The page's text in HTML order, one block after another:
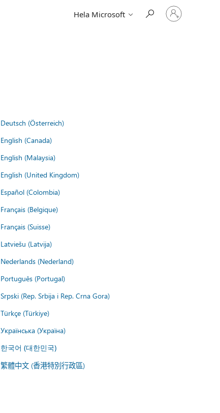
Hela Microsoft
Logga
in
Deutsch (Österreich)
English (Canada)
English (Malaysia)
English (United Kingdom)
Español (Colombia)
Français (Belgique)
Français (Suisse)
Latviešu (Latvija)
Nederlands (Nederland)
Português (Portugal)
Srpski (Rep. Srbija i Rep. Crna Gora)
Türkçe (Türkiye)
Українська (Україна)
한국어 (대한민국)
繁體中文 (香港特別行政區)